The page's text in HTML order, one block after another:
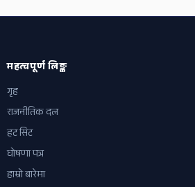
महत्वपूर्ण लिङ्क
गृह
राजनीतिक दल
हट सिट
घोषणा पत्र
हाम्रो बारेमा